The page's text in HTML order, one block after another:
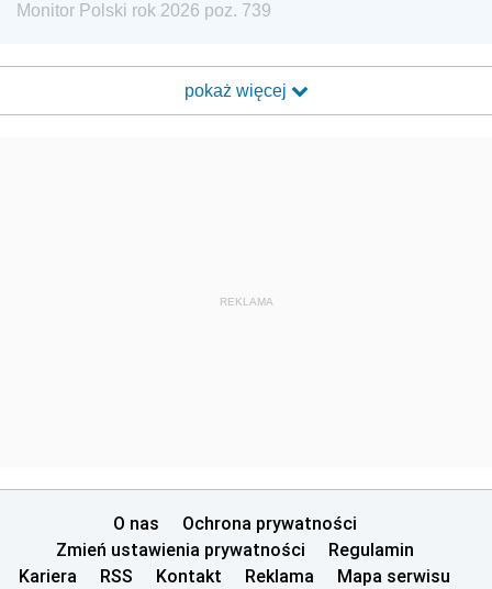
Monitor Polski rok 2026 poz. 739
pokaż więcej
REKLAMA
O nas
Ochrona prywatności
Zmień ustawienia prywatności
Regulamin
Kariera
RSS Kontakt Reklama Mapa serwisu